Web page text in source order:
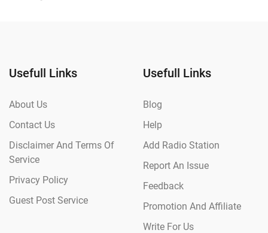
Usefull Links
About Us
Contact Us
Disclaimer And Terms Of
Service
Privacy Policy
Guest Post Service
Usefull Links
Blog
Help
Add Radio Station
Report An Issue
Feedback
Promotion And Affiliate
Write For Us